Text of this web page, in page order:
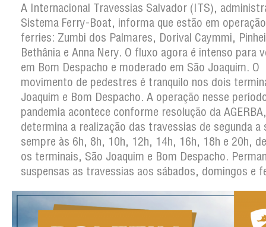
A Internacional Travessias Salvador (ITS),
Sistema Ferry-Boat, informa que estão em
ferries: Zumbi dos Palmares, Dorival Caymmi,
Bethânia e Anna Nery. O fluxo agora é intenso para
em Bom Despacho e moderado em São Joaquim. O
movimento de pedestres é tranquilo nos dois
Joaquim e Bom Despacho. A operação nesse
pandemia acontece conforme resolução da
determina a realização das travessias de segunda a
sempre às 6h, 8h, 10h, 12h, 14h, 16h, 18h e 20h,
os terminais, São Joaquim e Bom Despacho.
suspensas as travessias aos sábados, domingos e